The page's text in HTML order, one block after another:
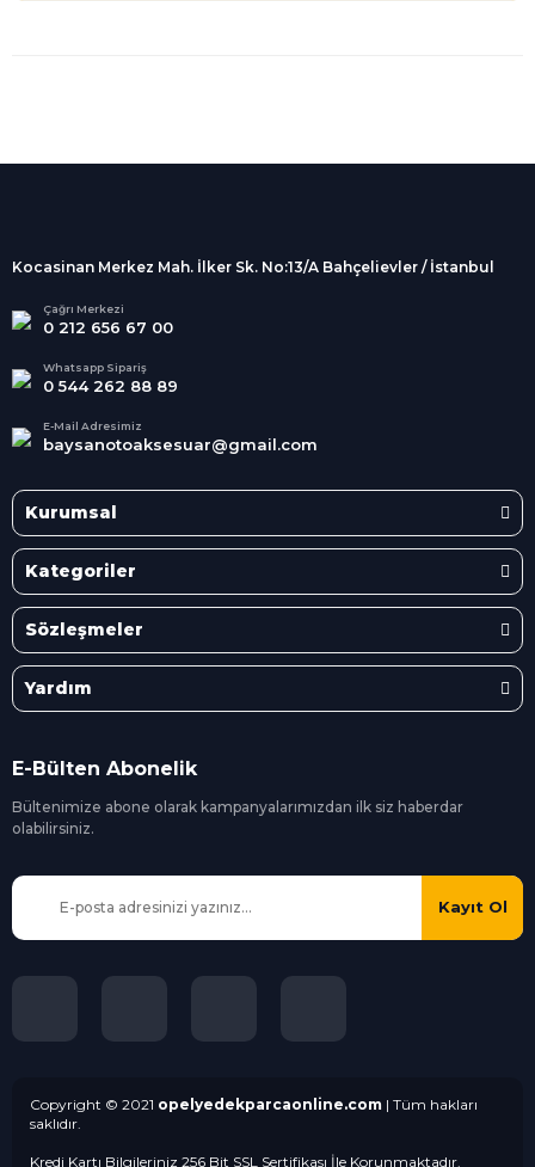
Alışveriş
kargolanmaktadır.
Tüm Kredi Kartlarına taksit
seçenekleri
Kocasinan Merkez Mah. İlker Sk. No:13/A Bahçelievler / İstanbul
Çağrı Merkezi
0 212 656 67 00
Whatsapp Sipariş
0 544 262 88 89
E-Mail Adresimiz
baysanotoaksesuar@gmail.com
Kurumsal
Kategoriler
Sözleşmeler
Yardım
E-Bülten Abonelik
Bültenimize abone olarak kampanyalarımızdan ilk siz haberdar
olabilirsiniz.
Kayıt Ol
Copyright © 2021 opelyedekparcaonline.com | Tüm hakları
saklıdır.
Kredi Kartı Bilgileriniz 256 Bit SSL Sertifikası İle Korunmaktadır.